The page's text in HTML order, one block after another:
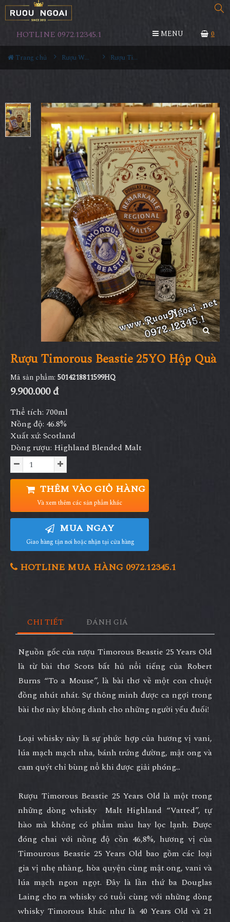
0
HOTLINE 0972.12345.1 MENU
Trang chủ Rượu Whisky Rượu Timorous Beastie 25YO Hộp Quà
Rượu Timorous Beastie 25YO Hộp Quà
Mã sản phẩm: 5014218811599HQ
9.900.000 đ
Thể tích: 700ml
Nồng độ: 46.8%
Xuất xứ: Scotland
Dòng rượu: Highland Blended Malt
THÊM VÀO GIỎ HÀNG
Và xem thêm các sản phẩm khác
MUA NGAY
Giao hàng tận nơi hoặc nhận tại cửa hàng
HOTLINE MUA HÀNG 0972.12345.1
CHI TIẾT ĐÁNH GIÁ
Nguồn gốc của rượu Timorous Beastie 25 Years Old
là từ bài thơ Scots bất hủ nổi tiếng của Robert
Burns “To a Mouse”, là bài thơ về một con chuột
đồng nhút nhát. Sự thông minh được ca ngợi trong
bài thơ này không dành cho những người yếu đuối!
Loại whisky này là sự phức hợp của hương vị vani,
lúa mạch mạch nha, bánh trứng đường, mật ong và
cam quýt chỉ bùng nổ khi được giải phóng…
Rượu Timorous Beastie 25 Years Old là một trong
những dòng whisky Malt Highland “Vatted”, tự
hào mà không có phẩm màu hay lọc lạnh. Được
đóng chai với nồng độ cồn 46,8%, hương vị của
Timourous Beastie 25 Years Old bao gồm các loại
gia vị nhẹ nhàng, hòa quyện cùng mật ong, vani và
lúa mạch ngon ngọt. Đây là lần thứ ba Douglas
Laing cho ra whisky có tuổi cùng với những dòng
whisky Timorous khác như là 40 Years Old và 21